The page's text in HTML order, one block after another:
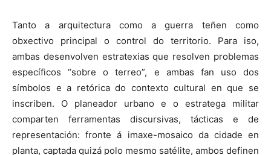
Tanto a arquitectura como a guerra teñen como
obxectivo principal o control do territorio. Para iso,
ambas desenvolven estratexias que resolven problemas
específicos “sobre o terreo”, e ambas fan uso dos
símbolos e a retórica do contexto cultural en que se
inscriben. O planeador urbano e o estratega militar
comparten ferramentas discursivas, tácticas e de
representación: fronte á imaxe-mosaico da cidade en
planta, captada quizá polo mesmo satélite, ambos definen